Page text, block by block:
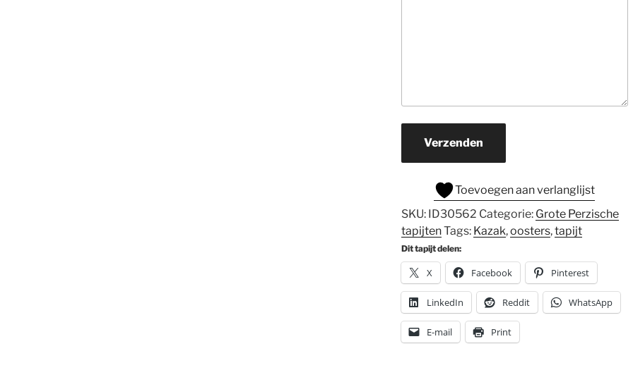
Verzenden
Toevoegen aan verlanglijst
SKU: ID30562 Categorie: Grote Perzische
tapijtenTags: Kazak,oosters,tapijt
Dit tapijt delen:
X Facebook Pinterest
LinkedIn Reddit WhatsApp
E-mail Print
kwaliteits tapijt
naar toe.